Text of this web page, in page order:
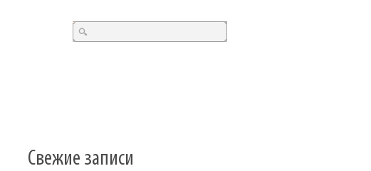
Свежие записи